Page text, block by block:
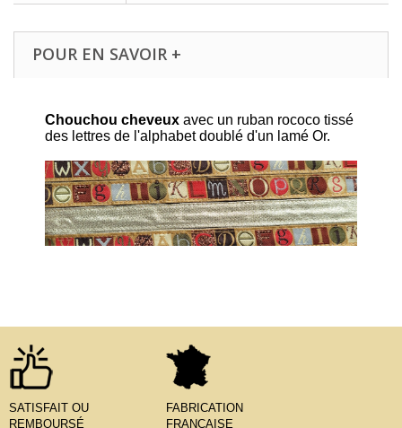
POUR EN SAVOIR +
Chouchou cheveux avec un ruban rococo tissé
des lettres de l'alphabet doublé d'un lamé Or.
SATISFAIT OU
REMBOURSÉ
FABRICATION
FRANÇAISE